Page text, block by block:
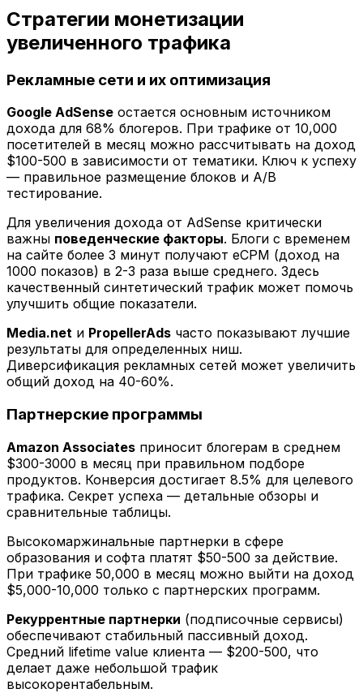
Стратегии монетизации
увеличенного трафика
Рекламные сети и их оптимизация
Google AdSense остается основным источником
дохода для 68% блогеров. При трафике от 10,000
посетителей в месяц можно рассчитывать на доход
$100-500 в зависимости от тематики. Ключ к успеху
— правильное размещение блоков и A/B
тестирование.
Для увеличения дохода от AdSense критически
важны поведенческие факторы. Блоги с временем
на сайте более 3 минут получают eCPM (доход на
1000 показов) в 2-3 раза выше среднего. Здесь
качественный синтетический трафик может помочь
улучшить общие показатели.
Media.net и PropellerAds часто показывают лучшие
результаты для определенных ниш.
Диверсификация рекламных сетей может увеличить
общий доход на 40-60%.
Партнерские программы
Amazon Associates приносит блогерам в среднем
$300-3000 в месяц при правильном подборе
продуктов. Конверсия достигает 8.5% для целевого
трафика. Секрет успеха — детальные обзоры и
сравнительные таблицы.
Высокомаржинальные партнерки в сфере
образования и софта платят $50-500 за действие.
При трафике 50,000 в месяц можно выйти на доход
$5,000-10,000 только с партнерских программ.
Рекуррентные партнерки (подписочные сервисы)
обеспечивают стабильный пассивный доход.
Средний lifetime value клиента — $200-500, что
делает даже небольшой трафик
высокорентабельным.